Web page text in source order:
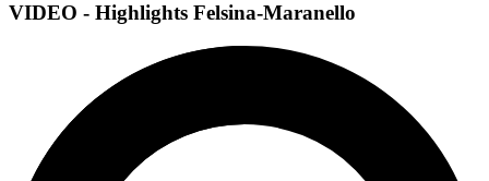
VIDEO - Highlights Felsina-Maranello